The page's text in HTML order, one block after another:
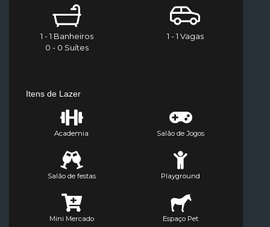
1 - 1 Banheiros
0 - 0 Suítes
1 - 1 Vagas
Itens de Lazer
Academia Salão de Jogos
Salão de festas Playground
Mini Mercado Espaço Pet